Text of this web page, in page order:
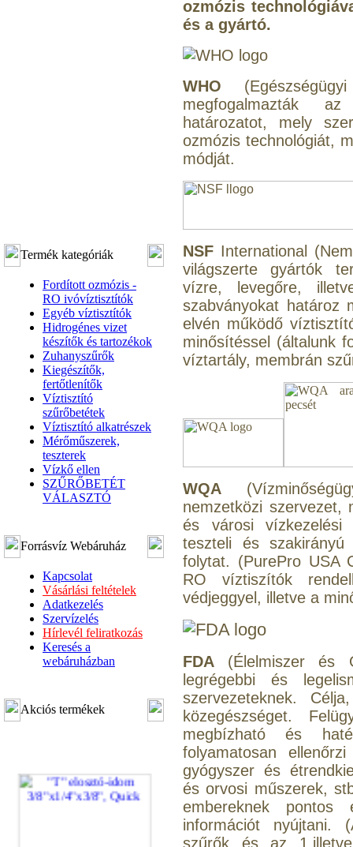
Termék kategóriák
Fordított ozmózis -
RO ivóvíztisztítók
Egyéb víztisztítók
Hidrogénes vizet
készítők és tartozékok
Zuhanyszűrők
Kiegészítők,
fertőtlenítők
Víztisztító
szűrőbetétek
Víztisztító alkatrészek
Mérőműszerek,
teszterek
Vízkő ellen
SZŰRŐBETÉT
VÁLASZTÓ
Forrásvíz Webáruház
Kapcsolat
Vásárlási feltételek
Adatkezelés
Szervízelés
Hírlevél feliratkozás
Keresés a
webáruházban
Akciós termékek
ozmózis
és a gyártó.
WHO
megfogalmazták
határozatot, mely
ozmózis technológiát,
módját.
NSF International
világszerte gyártók
vízre, levegőre,
szabványokat határoz
elvén működő
minősítéssel (általunk
víztartály, membrán
WQA
nemzetközi szervezet,
és városi vízkezelési
teszteli és
folytat. (PurePro USA
RO víztiszítók
védjeggyel, illetve a
FDA (Élelmiszer és
legrégebbi és
szervezeteknek.
közegészséget.
megbízható és
folyamatosan
gyógyszer és
és orvosi műszerek,
embereknek pontos
információt nyújtani.
szűrők és az